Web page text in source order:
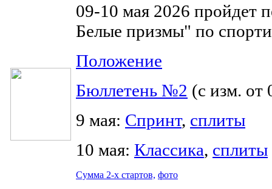
09-10 мая 2026 пройдет
Белые призмы" по
Положение
Бюллетень №2 (с изм. от
9 мая: Спринт, сплиты
10 мая: Классика, сплиты
Сумма 2-х стартов, фото